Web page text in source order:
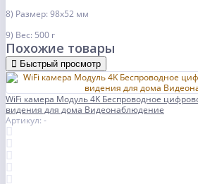
8) Размер: 98x52 мм
9) Вес: 500 г
Похожие товары
Быстрый просмотр
WiFi камера Модуль 4K Беспроводное
видения для дома Видеонаблюдение
Артикул: -